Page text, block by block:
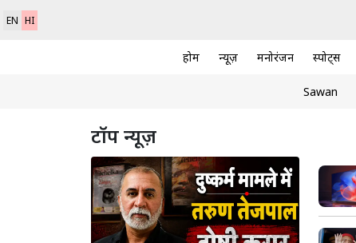
EN HI
होम न्यूज़ मनोरंजन स्पोर्ट्स
Sawan
टॉप न्यूज़